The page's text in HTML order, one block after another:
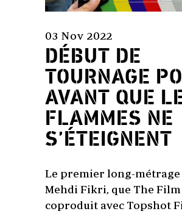
03 Nov 2022
DÉBUT DE
TOURNAGE
AVANT QUE
FLAMMES NE
S’ÉTEIGNENT
Le premier long-métrage
Mehdi Fikri, que The Film
coproduit avec Topshot